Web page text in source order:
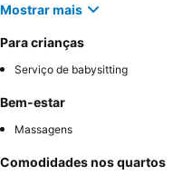
Mostrar mais
Para crianças
Serviço de babysitting
Bem-estar
Massagens
Comodidades nos quartos